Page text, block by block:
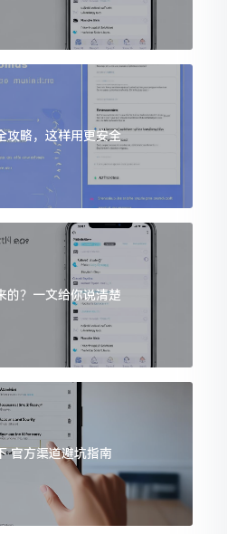
攻略，这样用更安全
？一文给你说清楚
官方渠道避坑指南